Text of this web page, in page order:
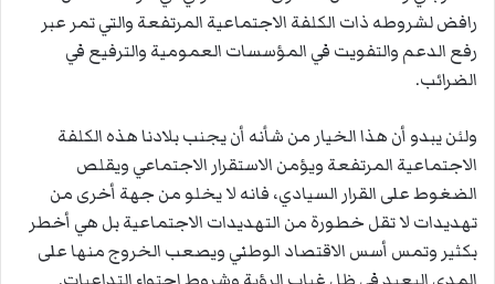
رافض لشروطه ذات الكلفة الاجتماعية المرتفعة والتي تمر عبر
رفع الدعم والتفويت في المؤسسات العمومية والترفيع في
الضرائب.
ولئن يبدو أن هذا الخيار من شأنه أن يجنب بلادنا هذه الكلفة
الاجتماعية المرتفعة ويؤمن الاستقرار الاجتماعي ويقلص
الضغوط على القرار السيادي، فانه لا يخلو من جهة أخرى من
تهديدات لا تقل خطورة من التهديدات الاجتماعية بل هي أخطر
بكثير وتمس أسس الاقتصاد الوطني ويصعب الخروج منها على